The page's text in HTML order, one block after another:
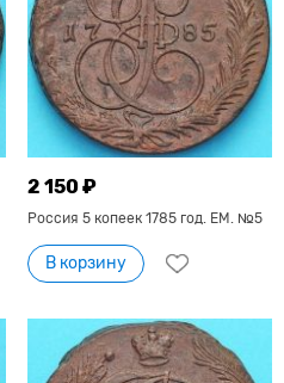
2 150 ₽
Россия 5 копеек 1785 год. ЕМ. №5
В корзину